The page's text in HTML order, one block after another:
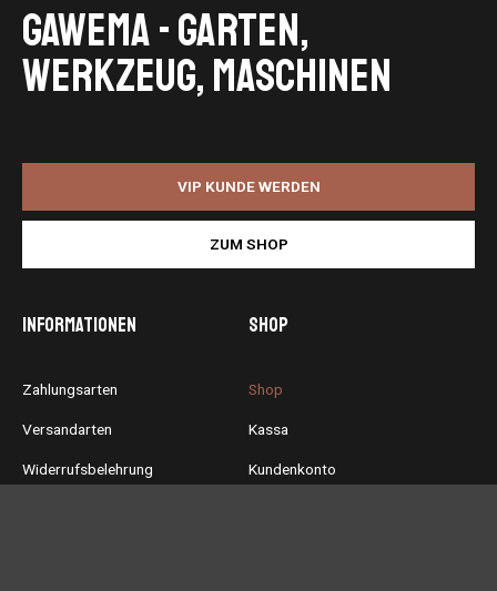
GaWeMA - Garten,
Werkzeug, Maschinen
VIP KUNDE WERDEN
ZUM SHOP
Informationen
Zahlungsarten
Versandarten
Widerrufsbelehrung
Shop
Shop
Kassa
Kundenkonto